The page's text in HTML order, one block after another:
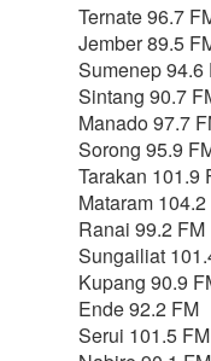
Ternate 96.7
Jember 89.5
Sumenep 94.6
Sintang 90.7
Manado 97.7
Sorong 95.9
Tarakan 101.9
Mataram
Ranai 99.2 FM
Sungailiat
Kupang 90.9
Ende 92.2 FM
Serui 101.5 FM